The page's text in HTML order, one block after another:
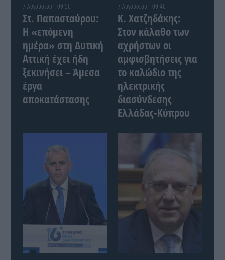
7 Αυγούστου - 09:56
Στ. Παπασταύρου:
Η «επόμενη
ημέρα» στη Δυτική
Αττική έχει ήδη
ξεκινήσει – Άμεσα
έργα
αποκατάστασης
7 Αυγούστου - 09:46
Κ. Χατζηδάκης:
Στον κάλαθο των
αχρήστων οι
αμφισβητήσεις για
το καλώδιο της
ηλεκτρικής
διασύνδεσης
Ελλάδας-Κύπρου